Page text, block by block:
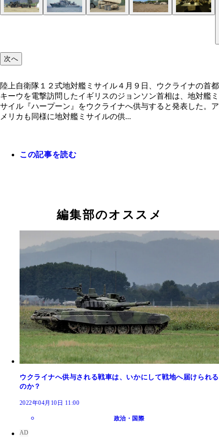
次へ
陸上自衛隊１２式地対艦ミサイル４月９日、ウクライナの首都
キーウを電撃訪問したイギリスのジョンソン首相は、地対艦ミ
サイル『ハープーン』をウクライナへ供与すると発表した。ア
メリカも同様に地対艦ミサイルの供...
この記事を読む
編集部のオススメ
ウクライナへ供与される戦車は、いかにして戦地へ届けられる
のか？
2022年04月10日 11:00
政治・国際